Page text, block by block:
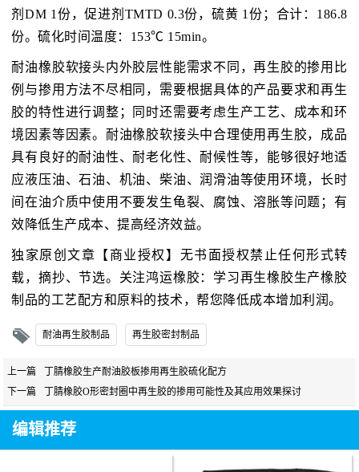
剂DM 1份，促进剂TMTD 0.3份，硫黄 1份；合计：186.8
份。硫化时间温度：153℃ 15min。
耐油橡胶软接头内外胶层性能需求不同，再生胶的掺用比
例与掺用方法不尽相同，需要根据具体的产品要求和再生
胶的特性进行调整；同时还需要考虑生产工艺、成本和环
境因素等因素。耐油橡胶软接头中合理使用再生胶，成品
具有良好的耐油性、耐老化性、耐候性等，能够很好地适
应液压油、石油、机油、柴油、润滑油等使用环境，长时
间在油介质中使用不要发生龟裂、腐蚀、溶胀等问题；有
效降低生产成本、提高经济效益。
独家原创文章【商业授权】无书面授权禁止任何形式转
载，摘抄、节选。关注鸿运橡胶：学习再生橡胶生产橡胶
制品的工艺配方和原料的技术，帮您降低成本增加利润。
耐油再生胶制品 再生胶密封制品
上一篇
丁腈橡胶生产耐油胶板掺用再生胶硫化配方
下一篇
丁腈橡胶O形密封圈中再生胶的掺用可能性及其应用效果探讨
编辑推荐